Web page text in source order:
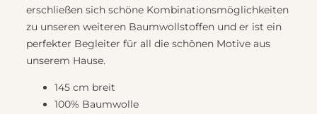
erschließen sich schöne Kombinationsmöglichkeiten
zu unseren weiteren Baumwollstoffen und er ist ein
perfekter Begleiter für all die schönen Motive aus
unserem Hause.
145 cm breit
100% Baumwolle